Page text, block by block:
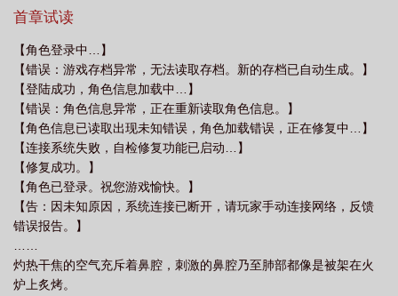
卡塞尔学院怒爆黑日
怎样的人 揭开卡塞尔的神秘面纱 卡塞尔我来了
思 卡塞尔的 卡塞尔 最新章节 无弹窗 当卡塞尔和盗墓乱入时
人 卡塞尔文献展 中国艺术家 我改行去盗墓了text 卡塞尔学院毕业后能干
嘛
首章试读
【角色登录中…】
【错误：游戏存档异常，无法读取存档。新的存档已自动生成。】
【登陆成功，角色信息加载中…】
【错误：角色信息异常，正在重新读取角色信息。】
【角色信息已读取出现未知错误，角色加载错误，正在修复中…】
【连接系统失败，自检修复功能已启动…】
【修复成功。】
【角色已登录。祝您游戏愉快。】
【告：因未知原因，系统连接已断开，请玩家手动连接网络，反馈
错误报告。】
灼热干焦的空气充斥着鼻腔，刺激的鼻腔乃至肺部都像是被架在火
炉上炙烤。